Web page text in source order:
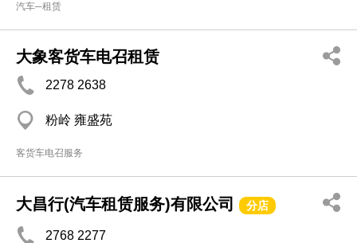
汽车─租赁
大象客货车电召租赁
2278 2638
粉岭 雍盛苑
客货车电召服务
大昌行(汽车租赁服务)有限公司 分店
2768 2277